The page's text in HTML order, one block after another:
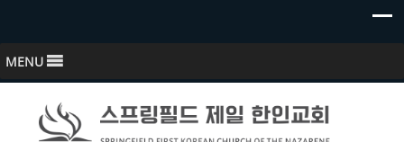
MENU
스프링필드 제일한인교회
Springfield First Korean Church of the Nazarene